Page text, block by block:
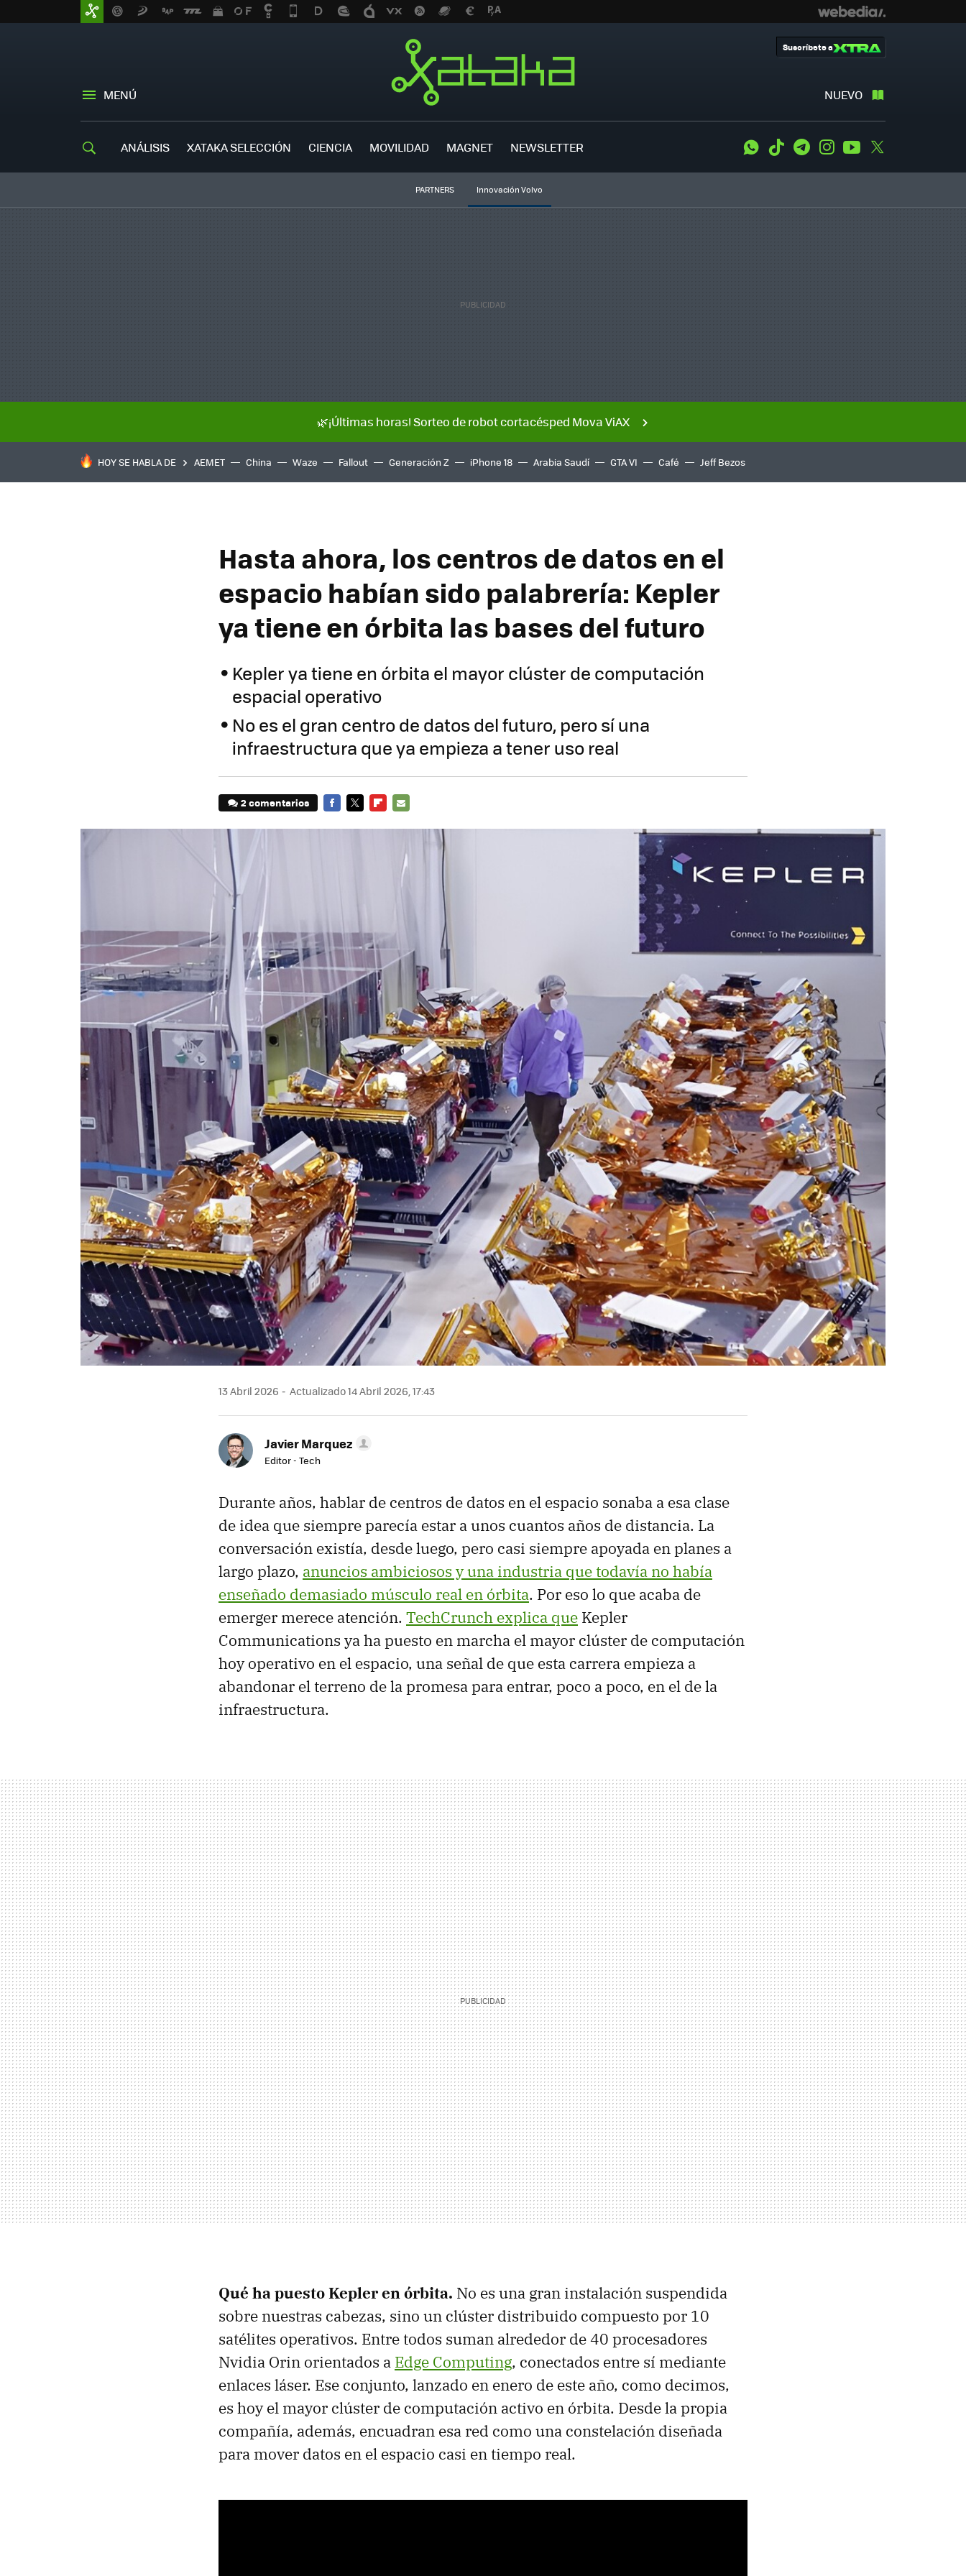
MENÚ NUEVO
Suscríbete a
ANÁLISIS XATAKA SELECCIÓN CIENCIA MOVILIDAD MAGNET NEWSLETTER WhatsApp
Tiktok TelegramInstagramYoutube
PARTNERS Innovación Volvo
🌿¡Últimas horas! Sorteo de robot cortacésped Mova ViAX
HOY SE HABLA DE AEMET China Waze Fallout Generación Z iPhone 18 Arabia Saudí GTA VI Café Jeff Bezos
Hasta ahora, los centros de datos en el
espacio habían sido palabrería: Kepler
ya tiene en órbita las bases del futuro
Kepler ya tiene en órbita el mayor clúster de computación
espacial operativo
No es el gran centro de datos del futuro, pero sí una
infraestructura que ya empieza a tener uso real
2 comentarios
13 Abril 2026 Actualizado 14 Abril 2026, 17:43
Javier Marquez
Editor - Tech
Durante años, hablar de centros de datos en el espacio sonaba a esa clase
de idea que siempre parecía estar a unos cuantos años de distancia. La
conversación existía, desde luego, pero casi siempre apoyada en planes a
largo plazo, anuncios ambiciosos y una industria que todavía no había
enseñado demasiado músculo real en órbita. Por eso lo que acaba de
emerger merece atención. TechCrunch explica que Kepler
Communications ya ha puesto en marcha el mayor clúster de computación
hoy operativo en el espacio, una señal de que esta carrera empieza a
abandonar el terreno de la promesa para entrar, poco a poco, en el de la
infraestructura.
Qué ha puesto Kepler en órbita. No es una gran instalación suspendida
sobre nuestras cabezas, sino un clúster distribuido compuesto por 10
satélites operativos. Entre todos suman alrededor de 40 procesadores
Nvidia Orin orientados a Edge Computing, conectados entre sí mediante
enlaces láser. Ese conjunto, lanzado en enero de este año, como decimos,
es hoy el mayor clúster de computación activo en órbita. Desde la propia
compañía, además, encuadran esa red como una constelación diseñada
para mover datos en el espacio casi en tiempo real.